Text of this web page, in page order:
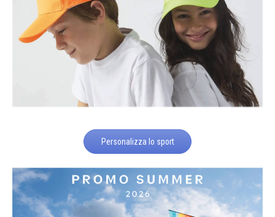
Personalizza lo sport